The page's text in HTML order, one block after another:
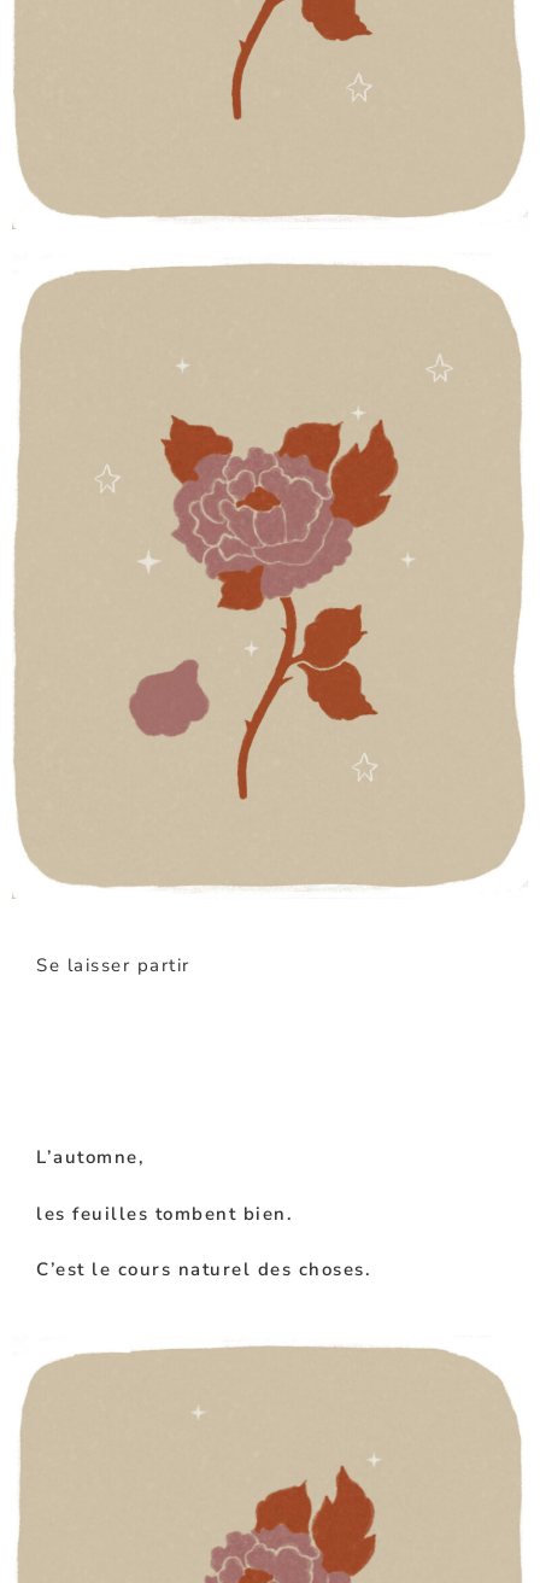
Se laisser partir
L’automne,
les feuilles tombent bien.
C’est le cours naturel des choses.